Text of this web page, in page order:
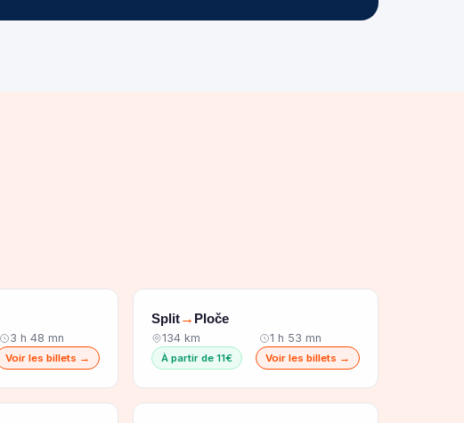
3 h 48 mn
Voir les billets →
Split→ Ploče
134 km 1 h 53 mn
À partir de 11€ Voir les billets →